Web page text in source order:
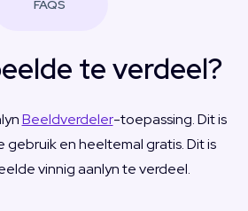
FAQS
te verdeel?
Beeldverdeler-toepassing. Dit is
gebruik en heeltemal gratis. Dit is
vinnig aanlyn te verdeel.